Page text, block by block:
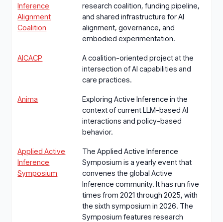
Inference
Alignment
Coalition
research coalition, funding pipeline,
and shared infrastructure for AI
alignment, governance, and
embodied experimentation.
AICACP
A coalition-oriented project at the
intersection of AI capabilities and
care practices.
Anima
Exploring Active Inference in the
context of current LLM-based AI
interactions and policy-based
behavior.
Applied Active
Inference
Symposium
The Applied Active Inference
Symposium is a yearly event that
convenes the global Active
Inference community. It has run five
times from 2021 through 2025, with
the sixth symposium in 2026. The
Symposium features research